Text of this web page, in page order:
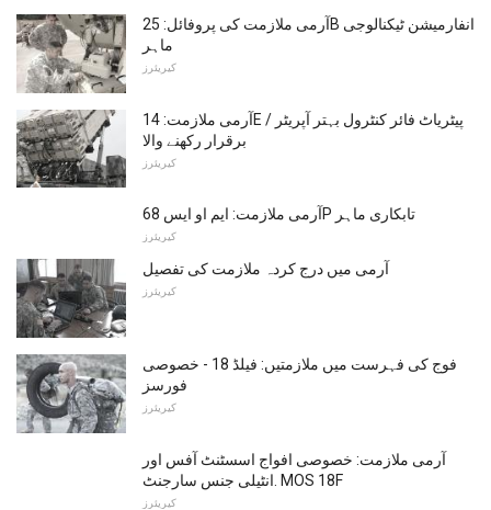
آرمی ملازمت کی پروفائل: 25B انفارمیشن ٹیکنالوجی
ماہر
کیریئرز
آرمی ملازمت: 14E پیٹریاٹ فائر کنٹرول بہتر آپریٹر /
برقرار رکھنے والا
کیریئرز
آرمی ملازمت: ایم او ایس 68P تابکاری ماہر
کیریئرز
آرمی میں درج کردہ ملازمت کی تفصیل
کیریئرز
فوج کی فہرست میں ملازمتیں: فیلڈ 18 - خصوصی
فورسز
کیریئرز
آرمی ملازمت: خصوصی افواج اسسٹنٹ آفس اور
انٹیلی جنس سارجنٹ. MOS 18F
کیریئرز